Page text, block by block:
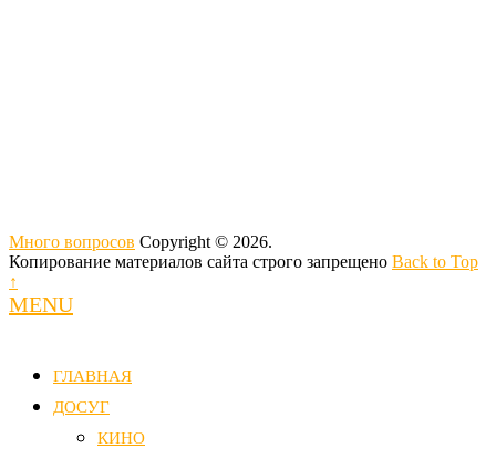
Много вопросов Copyright © 2026.
Копирование материалов сайта строго запрещено Back to Top
↑
MENU
ГЛАВНАЯ
ДОСУГ
КИНО